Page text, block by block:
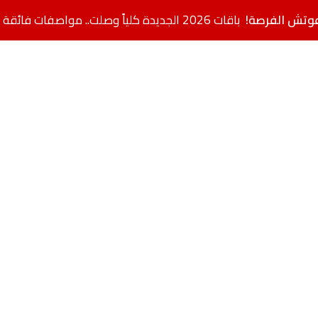
الفرصة! باقات 2026 الجديدة كلياً وصلت.. مواصفات فائقة بأسعار مخفضة + خصم إضافي